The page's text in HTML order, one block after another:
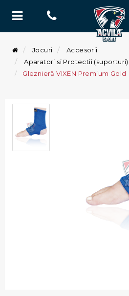
Jocuri
Accesorii
Aparatori si Protectii
Gleznieră VIXEN Premium Gold